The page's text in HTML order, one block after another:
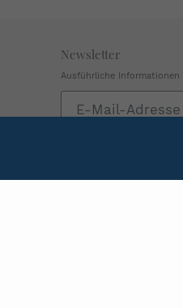
Newsletter
Ausführliche Informationen
Abonnieren
Sie